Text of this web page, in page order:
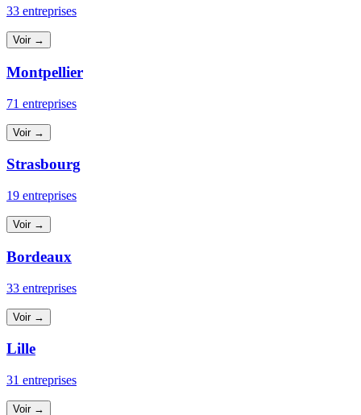
33 entreprises
Voir →
Montpellier
71 entreprises
Voir →
Strasbourg
19 entreprises
Voir →
Bordeaux
33 entreprises
Voir →
Lille
31 entreprises
Voir →